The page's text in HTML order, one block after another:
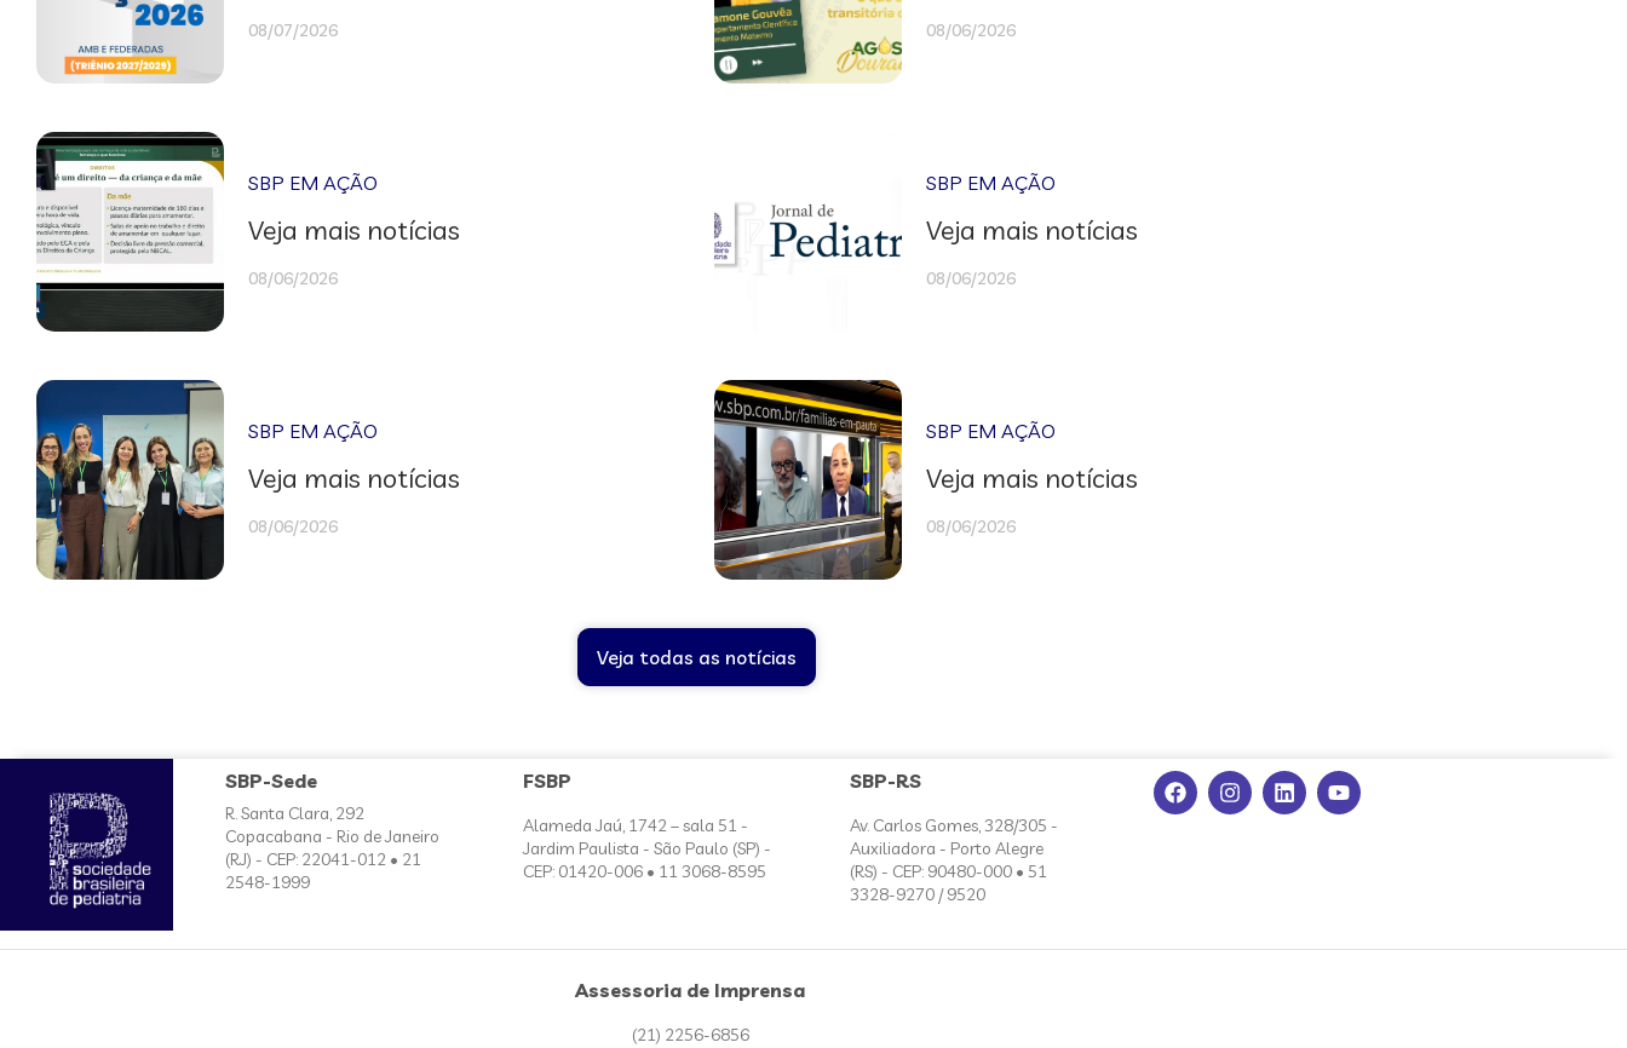
08/07/2026 08/06/2026
SBP EM AÇÃO
Veja mais notícias
08/06/2026
SBP EM AÇÃO
Veja mais notícias
08/06/2026
SBP EM AÇÃO
Veja mais notícias
08/06/2026
SBP EM AÇÃO
Veja mais notícias
08/06/2026
Veja todas as notícias
SBP-Sede
R. Santa Clara, 292
Copacabana - Rio de Janeiro
(RJ) - CEP: 22041-012 • 21
2548-1999
FSBP
Alameda Jaú, 1742 – sala 51 -
Jardim Paulista - São Paulo (SP) -
CEP: 01420-006 • 11 3068-8595
SBP-RS
Av. Carlos Gomes, 328/305 -
Auxiliadora - Porto Alegre
(RS) - CEP: 90480-000 • 51
3328-9270 / 9520
Assessoria de Imprensa
(21) 2256-6856